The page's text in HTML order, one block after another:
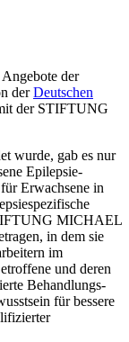
der
derDeutschen
der STIFTUNG
wurde, gab es nur
Epilepsie-
Erwachsene in
MICHAEL
in dem sie
im
und deren
Behandlungs-
für bessere